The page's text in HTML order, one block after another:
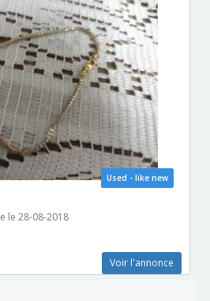
Used - like new
le 28-08-2018
Voir l'annonce